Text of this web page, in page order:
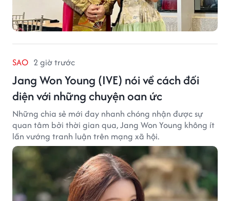
SAO 2 giờ trước
Jang Won Young (IVE) nói về cách đối
diện với những chuyện oan ức
Những chia sẻ mới đay nhanh chóng nhận được sự
quan tâm bởi thời gian qua, Jang Won Young không ít
lần vướng tranh luận trên mạng xã hội.